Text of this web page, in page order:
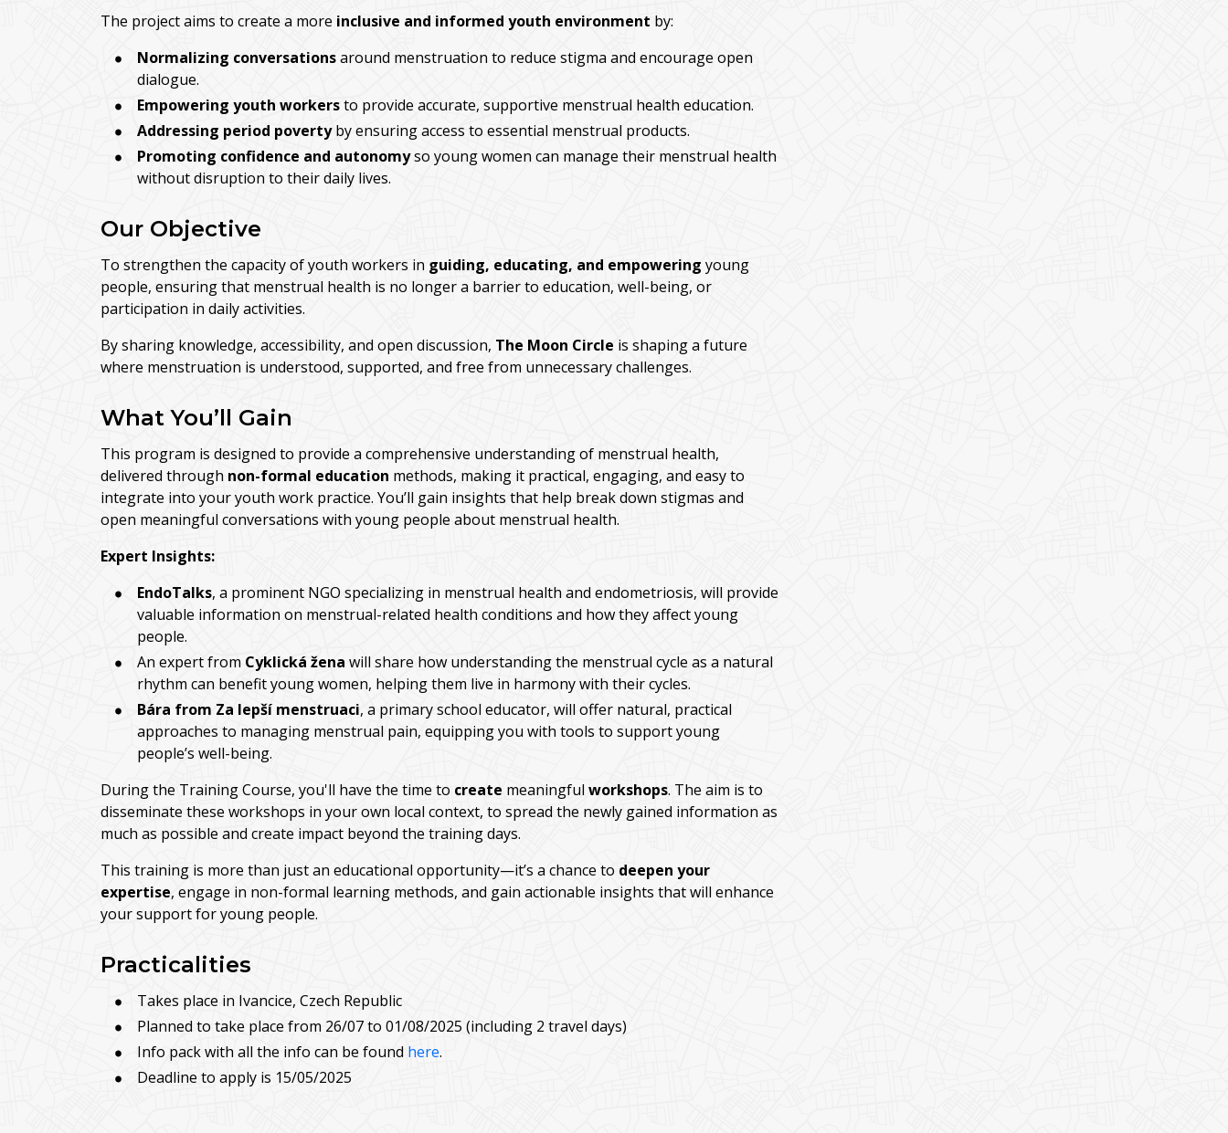
The project aims to create a more inclusive and informed youth environment by:
Normalizing conversationsaround menstruation to reduce stigma and encourage open
dialogue.
Empowering youth workersto provide accurate, supportive menstrual health education.
Addressing period povertyby ensuring access to essential menstrual products.
Promoting confidence and autonomyso young women can manage their menstrual health
without disruption to their daily lives.
Our Objective
To strengthen the capacity of youth workers in guiding, educating, and empowering young
people, ensuring that menstrual health is no longer a barrier to education, well-being, or
participation in daily activities.
By sharing knowledge, accessibility, and open discussion, The Moon Circle is shaping a future
where menstruation is understood, supported, and free from unnecessary challenges.
What You’ll Gain
This program is designed to provide a comprehensive understanding of menstrual health,
delivered through non-formal education methods, making it practical, engaging, and easy to
integrate into your youth work practice. You’ll gain insights that help break down stigmas and
open meaningful conversations with young people about menstrual health.
Expert Insights:
EndoTalks, a prominent NGO specializing in menstrual health and endometriosis, will provide
valuable information on menstrual-related health conditions and how they affect young
people.
An expert from Cyklická žena will share how understanding the menstrual cycle as a natural
rhythm can benefit young women, helping them live in harmony with their cycles.
Bára from Za lepší menstruaci, a primary school educator, will offer natural, practical
approaches to managing menstrual pain, equipping you with tools to support young
people’s well-being.
During the Training Course, you'll have the time to create meaningfulworkshops. The aim is to
disseminate these workshops in your own local context, to spread the newly gained information as
much as possible and create impact beyond the training days.
This training is more than just an educational opportunity—it’s a chance to deepen your
expertise, engage in non-formal learning methods, and gain actionable insights that will enhance
your support for young people.
Practicalities
Takes place in Ivancice, Czech Republic
Planned to take place from 26/07 to 01/08/2025 (including 2 travel days)
Info pack with all the info can be found here.
Deadline to apply is 15/05/2025